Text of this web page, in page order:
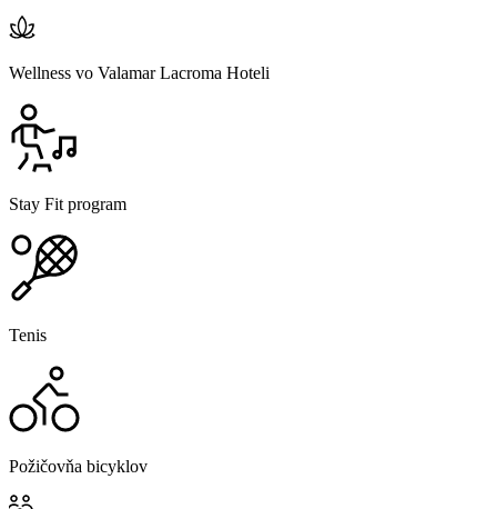
Wellness vo Valamar Lacroma Hoteli
Stay Fit program
Tenis
Požičovňa bicyklov